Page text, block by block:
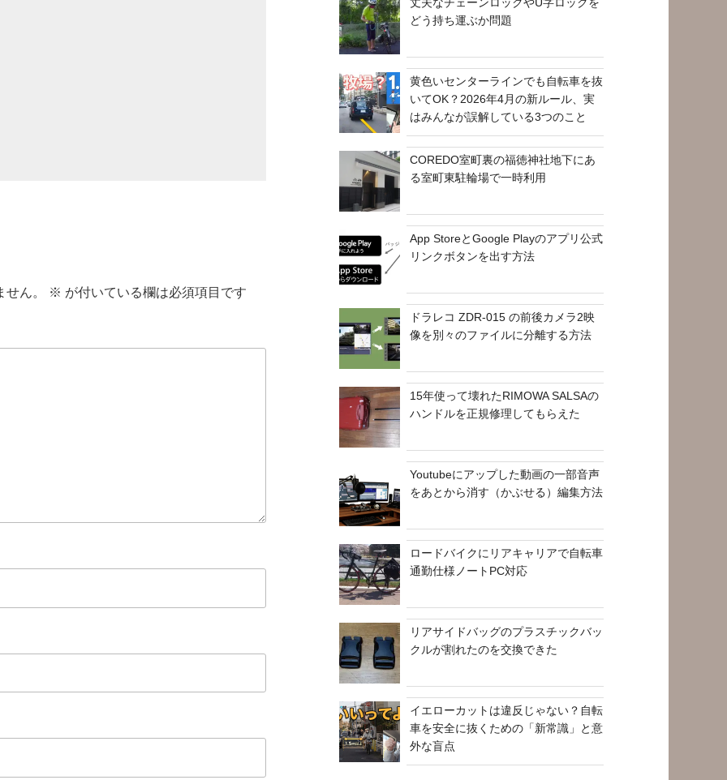
ん。 ※ が付いている欄は必須項目です
どう持ち運ぶか問題
黄色いセンターラインでも自転車を抜
いてOK？2026年4月の新ルール、実
はみんなが誤解している3つのこと
COREDO室町裏の福徳神社地下にあ
る室町東駐輪場で一時利用
App StoreとGoogle Playのアプリ公式
リンクボタンを出す方法
ドラレコ ZDR-015 の前後カメラ2映
像を別々のファイルに分離する方法
15年使って壊れたRIMOWA SALSAの
ハンドルを正規修理してもらえた
Youtubeにアップした動画の一部音声
をあとから消す（かぶせる）編集方法
ロードバイクにリアキャリアで自転車
通勤仕様ノートPC対応
リアサイドバッグのプラスチックバッ
クルが割れたのを交換できた
イエローカットは違反じゃない？自転
車を安全に抜くための「新常識」と意
外な盲点